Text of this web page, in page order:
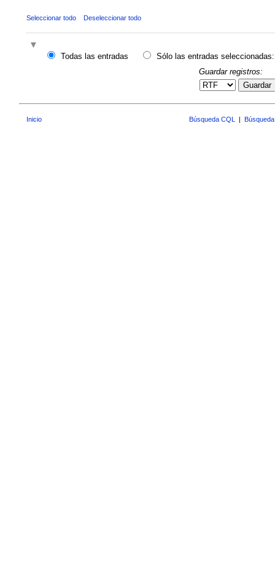
Seleccionar todo Deseleccionar todo
Todas las entradas
Sólo las entradas seleccionadas:
Guardar registros:
Guardar
Inicio Búsqueda CQL